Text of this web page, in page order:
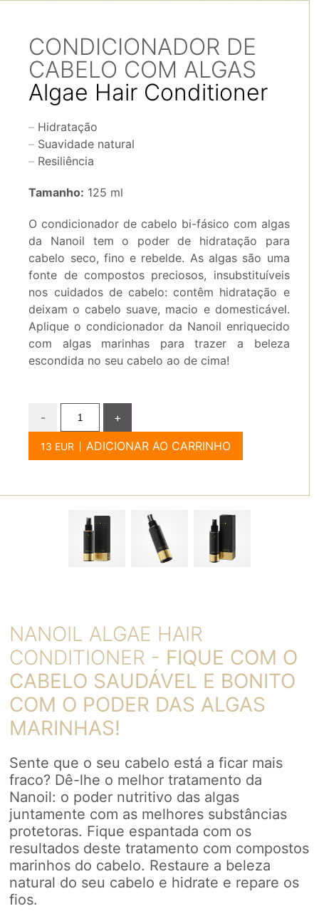
CONDICIONADOR DE
CABELO COM ALGAS
Algae Hair Conditioner
Hidratação
Suavidade natural
Resiliência
Tamanho: 125 ml
O condicionador de cabelo bi-fásico com algas
da Nanoil tem o poder de hidratação para
cabelo seco, fino e rebelde. As algas são uma
fonte de compostos preciosos, insubstituíveis
nos cuidados de cabelo: contêm hidratação e
deixam o cabelo suave, macio e domesticável.
Aplique o condicionador da Nanoil enriquecido
com algas marinhas para trazer a beleza
escondida no seu cabelo ao de cima!
-
+
ADICIONAR AO CARRINHO
NANOIL ALGAE HAIR
CONDITIONER - FIQUE COM O
CABELO SAUDÁVEL E BONITO
COM O PODER DAS ALGAS
MARINHAS!
Sente que o seu cabelo está a ficar mais
fraco? Dê-lhe o melhor tratamento da
Nanoil: o poder nutritivo das algas
juntamente com as melhores substâncias
protetoras. Fique espantada com os
resultados deste tratamento com compostos
marinhos do cabelo. Restaure a beleza
natural do seu cabelo e hidrate e repare os
fios.